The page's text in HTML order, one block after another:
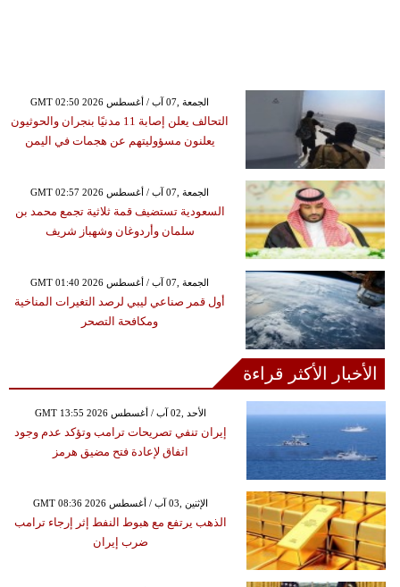
GMT 02:50 2026 الجمعة ,07 آب / أغسطس
التحالف يعلن إصابة 11 مدنيًا بنجران والحوثيون
يعلنون مسؤوليتهم عن هجمات في اليمن
GMT 02:57 2026 الجمعة ,07 آب / أغسطس
السعودية تستضيف قمة ثلاثية تجمع محمد بن
سلمان وأردوغان وشهباز شريف
GMT 01:40 2026 الجمعة ,07 آب / أغسطس
أول قمر صناعي ليبي لرصد التغيرات المناخية
ومكافحة التصحر
الأخبار الأكثر قراءة
GMT 13:55 2026 الأحد ,02 آب / أغسطس
إيران تنفي تصريحات ترامب وتؤكد عدم وجود
اتفاق لإعادة فتح مضيق هرمز
GMT 08:36 2026 الإثنين ,03 آب / أغسطس
الذهب يرتفع مع هبوط النفط إثر إرجاء ترامب
ضرب إيران